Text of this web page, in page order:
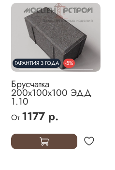
ГАРАНТИЯ 3 ГОДА -5%
Брусчатка
200х100х100 ЭДД
1.10
От 1177 р.